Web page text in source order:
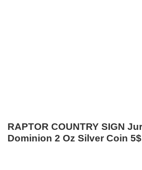
RAPTOR COUNTRY SIGN
Dominion 2 Oz Silver Coin